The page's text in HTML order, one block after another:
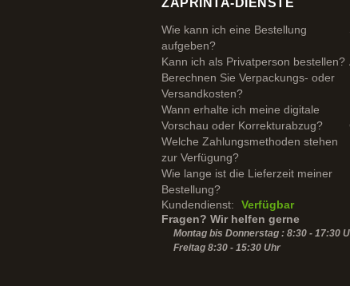
ZAPRINTA-DIENSTE
Wie kann ich eine Bestellung
aufgeben?
Kann ich als Privatperson bestellen?
Berechnen Sie Verpackungs- oder
Versandkosten?
Wann erhalte ich meine digitale
Vorschau oder Korrekturabzug?
Welche Zahlungsmethoden stehen
zur Verfügung?
Wie lange ist die Lieferzeit meiner
Bestellung?
Kundendienst:
Verfügbar
Fragen? Wir helfen gerne
Montag bis Donnerstag : 8:30 - 17:30
Freitag 8:30 - 15:30 Uhr